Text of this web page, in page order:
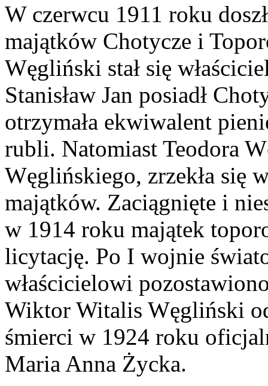
W czerwcu 1911 roku
majątków Chotycze i
Węgliński stał się
Stanisław Jan posiadł
otrzymała ekwiwalent
rubli. Natomiast Teodora
Węglińskiego, zrzekła się
majątków. Zaciągnięte i
w 1914 roku majątek
licytację. Po I wojnie
właścicielowi
Wiktor Witalis Węgliński
śmierci w 1924 roku
Maria Anna Życka.